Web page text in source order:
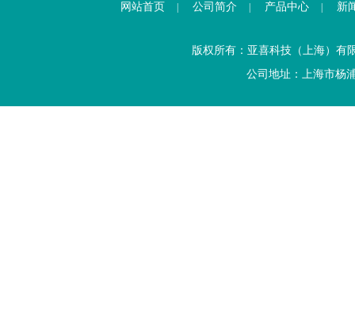
网站首页 公司简介 产品中心 新
版权所有：亚喜科技（上海）
公司地址：上海市杨